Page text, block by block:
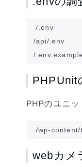
/.env
/api/.env
PHPUnit
PHPのユニ
webカメ